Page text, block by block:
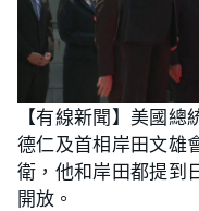
【有線新聞】美國
德仁及首相岸田文雄
衛，他和岸田都提到
開放。